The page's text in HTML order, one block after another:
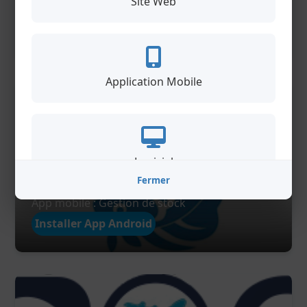
Site web : transport maritime
App mobile : Gestion de stock
Installer App Android
Application Mobile
Logiciel
Design Graphique
iKelGroup
: nos projets réalisés aux
Fermer